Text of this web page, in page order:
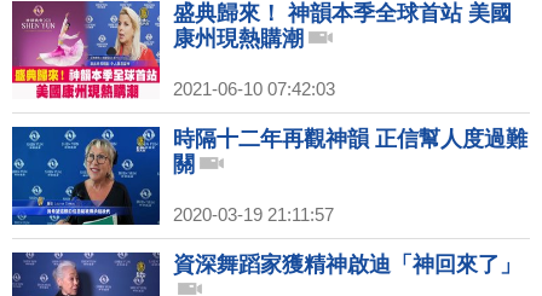
盛典歸來！ 神韻本季全球首站 美國
康州現熱購潮
2021-06-10 07:42:03
時隔十二年再觀神韻 正信幫人度過難
關
2020-03-19 21:11:57
資深舞蹈家獲精神啟迪「神回來了」